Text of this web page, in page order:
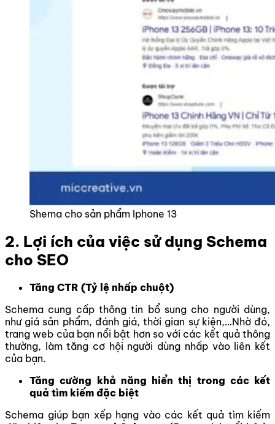
Shema cho sản phẩm Iphone 13
2. Lợi ích của việc sử dụng Schema
cho SEO
Tăng CTR (Tỷ lệ nhấp chuột)
Schema cung cấp thông tin bổ sung cho người dùng,
như giá sản phẩm, đánh giá, thời gian sự kiện,…Nhờ đó,
trang web của bạn nổi bật hơn so với các kết quả thông
thường, làm tăng cơ hội người dùng nhấp vào liên kết
của bạn.
Tăng cường khả năng hiển thị trong các kết
quả tìm kiếm đặc biệt
Schema giúp bạn xếp hạng vào các kết quả tìm kiếm